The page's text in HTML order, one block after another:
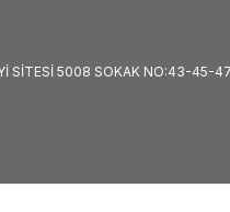
SİTESİ 5008 SOKAK NO:43-45-